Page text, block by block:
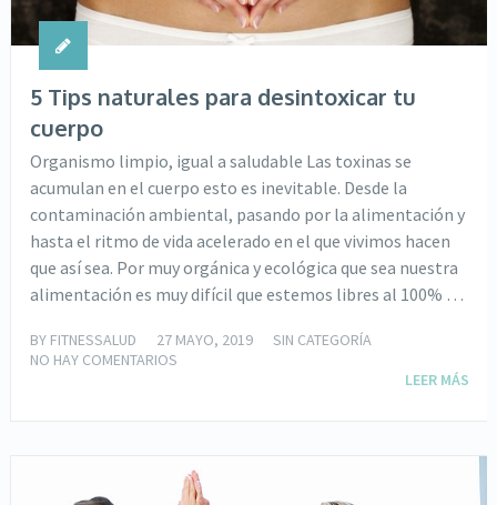
5 Tips naturales para desintoxicar tu
cuerpo
Organismo limpio, igual a saludable Las toxinas se
acumulan en el cuerpo esto es inevitable. Desde la
contaminación ambiental, pasando por la alimentación y
hasta el ritmo de vida acelerado en el que vivimos hacen
que así sea. Por muy orgánica y ecológica que sea nuestra
alimentación es muy difícil que estemos libres al 100% …
BY FITNESSALUD 27 MAYO, 2019
SIN CATEGORÍA
NO HAY COMENTARIOS
LEER MÁS